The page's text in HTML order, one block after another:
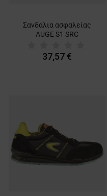
Σανδάλια ασφαλείας
AUGE S1 SRC
37,57 €